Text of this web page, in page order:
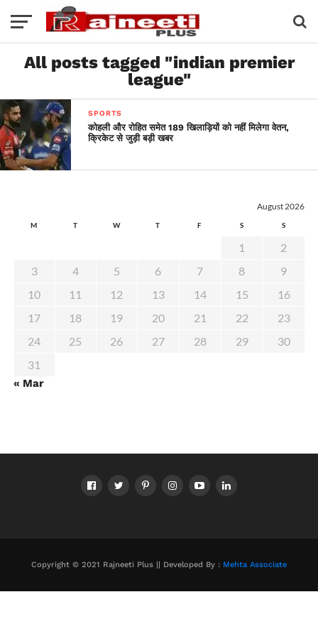
All posts tagged "indian premier
league"
SPORTS
कोहली और रोहित समेत 189 खिलाड़ियों को नहीं मिलेगा वेतन,
क्रिकेट से जुड़ी बड़ी खबर
August 2026
M T W T F S S
1
2
3
4 5 6 7 8
9
10
11 12 13 14 15
16
17
18 19 20 21 22
23
24
25 26 27 28 29
30
31
« Mar
Copyright © 2021 Rajneeti Plus || Developed By : Mehta Associate